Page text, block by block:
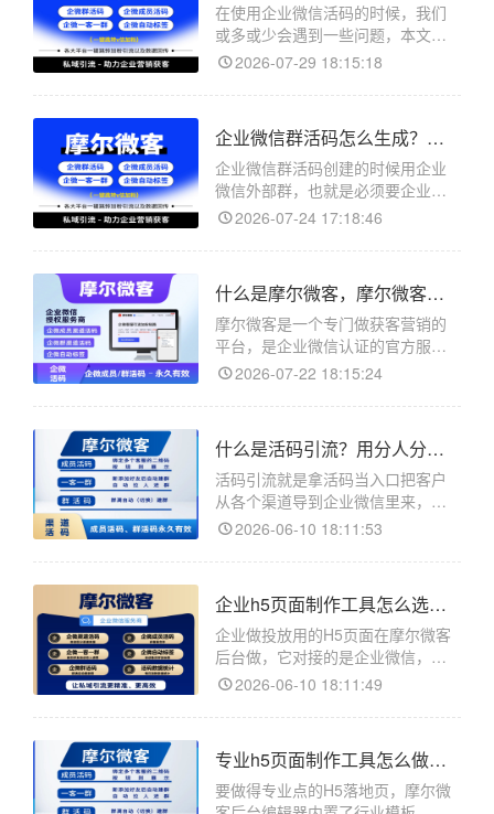
在使用企业微信活码的时候，我们
或多或少会遇到一些问题，本文主
要解决在使用摩尔微客的企微活码
查阅。
2026-07-29 18:15:18
企业微信群活码怎么生成？群活码创建教程
企业微信群活码创建的时候用企业
微信外部群，也就是必须要企业微
信账号拉的群，群里包含普通微信
2026-07-24 17:18:46
什么是摩尔微客，摩尔微客提供哪些服务？
摩尔微客是一个专门做获客营销的
平台，是企业微信认证的官方服务
商，主要用于企业微信活码生成，
自动打标签，修改备注（昵称和添
送不同的欢迎语等等。
2026-07-22 18:15:24
什么是活码引流？用分人分渠道带统计把客户导进企业微信
活码引流就是拿活码当入口把客户
从各个渠道导到企业微信里来，靠
的是活码能分人、能换、能统计这
做。摩尔微客是企业微信的活码和
让看到广告或者物料的人扫码加上
微信。用普通固定码引流，量一大
全
2026-06-10 18:11:53
企业h5页面制作工具怎么选？跳转企微客户加的是企业号
企业做投放用的H5页面在摩尔微客
后台做，它对接的是企业微信，客
户从页面点按钮加的是企微员工不
的活码和客服管理工具，落地页在
和个人不一样的地方在于客户加到
哪。加个人微信号容易满五千，
2026-06-10 18:11:49
专业h5页面制作工具怎么做？套行业模板改比空白页更稳
要做得专业点的H5落地页，摩尔微